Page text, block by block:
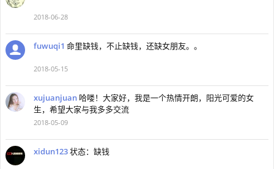
2018-06-28
fuwuqi1 命里缺钱，不止缺钱，还缺女朋友。。
2018-05-15
xujuanjuan 哈喽！大家好，我是一个热情开朗，阳光可爱的女
生，希望大家与我多多交流
2018-05-09
xidun123状态：缺钱